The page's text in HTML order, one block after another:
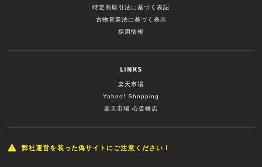
特定商取引法に基づく表記
古物営業法に基づく表示
採用情報
LINKS
楽天市場
Yahoo! Shopping
楽天市場 心斎橋店
弊社運営を装った偽サイトにご注意ください！